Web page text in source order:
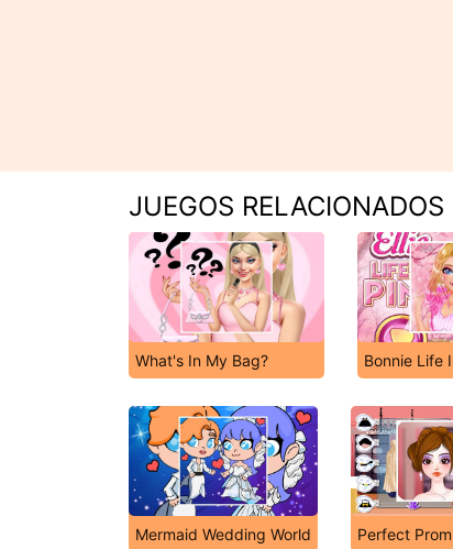
JUEGOS RELACIONADOS
What's In My Bag? Bonnie Life
Mermaid Wedding World Perfect